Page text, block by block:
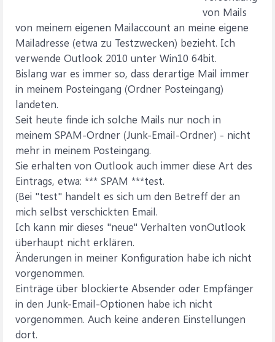
von Mails
von meinem eigenen Mailaccount an meine eigene
Mailadresse (etwa zu Testzwecken) bezieht. Ich
verwende Outlook 2010 unter Win10 64bit.
Bislang war es immer so, dass derartige Mail immer
in meinem Posteingang (Ordner Posteingang)
landeten.
Seit heute finde ich solche Mails nur noch in
meinem SPAM-Ordner (Junk-Email-Ordner) - nicht
mehr in meinem Posteingang.
Sie erhalten von Outlook auch immer diese Art des
Eintrags, etwa: *** SPAM ***test.
(Bei "test" handelt es sich um den Betreff der an
mich selbst verschickten Email.
Ich kann mir dieses "neue" Verhalten vonOutlook
überhaupt nicht erklären.
Änderungen in meiner Konfiguration habe ich nicht
vorgenommen.
Einträge über blockierte Absender oder Empfänger
in den Junk-Email-Optionen habe ich nicht
vorgenommen. Auch keine anderen Einstellungen
dort.